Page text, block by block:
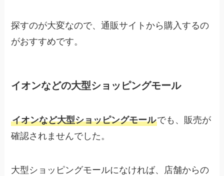
探すのが大変なので、通販サイトから購入するの
がおすすめです。
イオンなどの大型ショッピングモール
イオンなど大型ショッピングモールでも、販売が
確認されませんでした。
大型ショッピングモールになければ、店舗からの